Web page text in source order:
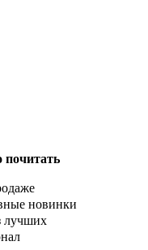
почитать
новинки
лучших